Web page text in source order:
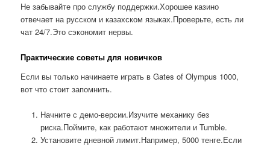
Не забывайте про службу поддержки.Хорошее казино
отвечает на русском и казахском языках.Проверьте, есть ли
чат 24/7.Это сэкономит нервы.
Практические советы для новичков
Если вы только начинаете играть в Gates of Olympus 1000,
вот что стоит запомнить.
Начните с демо-версии.Изучите механику без
риска.Поймите, как работают множители и Tumble.
Установите дневной лимит.Например, 5000 тенге.Если